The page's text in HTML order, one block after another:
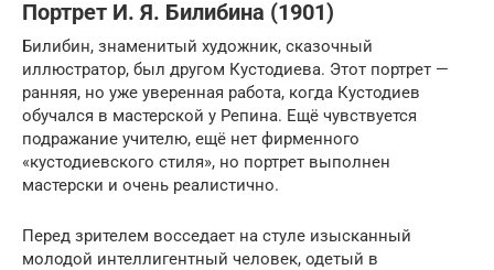
Портрет И. Я. Билибина (1901)
Билибин, знаменитый художник, сказочный
иллюстратор, был другом Кустодиева. Этот портрет —
ранняя, но уже уверенная работа, когда Кустодиев
обучался в мастерской у Репина. Ещё чувствуется
подражание учителю, ещё нет фирменного
«кустодиевского стиля», но портрет выполнен
мастерски и очень реалистично.
Перед зрителем восседает на стуле изысканный
молодой интеллигентный человек, одетый в